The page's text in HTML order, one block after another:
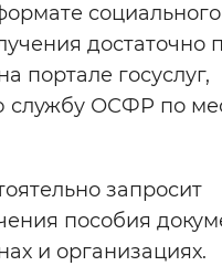
Выключены
социального
достаточно
портале госуслуг,
службу ОСФР по
запросит
пособия
и организациях.